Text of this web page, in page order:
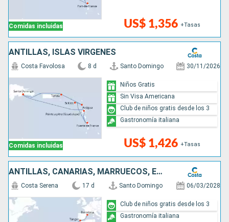
Comidas incluidas US$ 1,356 +Tasas
ANTILLAS, ISLAS VÍRGENES
Comidas incluidas
Costa Favolosa 8 d Santo Domingo 30/11/2026
US$ 1,426 +Tasas
Niños Gratis
Sin Visa Americana
Club de niños gratis desde los 3
Gastronomía italiana
ANTILLAS, CANARIAS, MARRUECOS, ESPAÑA
Costa Serena 17 d Santo Domingo 06/03/2028
Club de niños gratis desde los 3
Gastronomía italiana